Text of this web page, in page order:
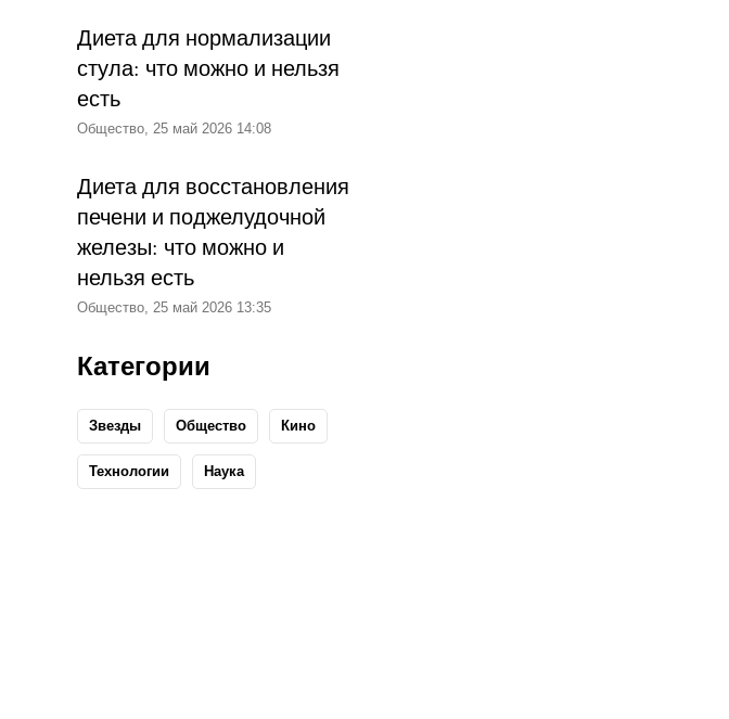
Диета для нормализации
стула: что можно и нельзя
есть
Общество, 25 май 2026 14:08
Диета для восстановления
печени и поджелудочной
железы: что можно и
нельзя есть
Общество, 25 май 2026 13:35
Категории
Звезды Общество Кино
Технологии Наука